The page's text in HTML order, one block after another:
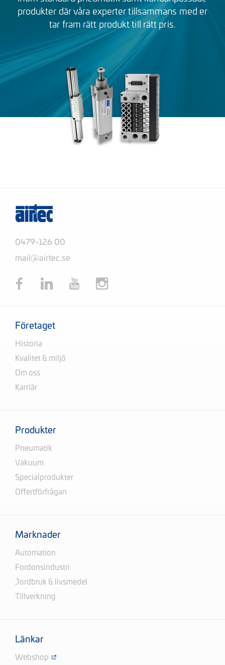
produkter där våra experter tillsammans med er
tar fram rätt produkt till rätt pris.
0479-126 00
mail@airtec.se
Företaget
Historia
Kvalitet & miljö
Om oss
Karriär
Produkter
Pneumatik
Vakuum
Specialprodukter
Offertförfrågan
Marknader
Automation
Fordonsindustri
Jordbruk & livsmedel
Tillverkning
Länkar
Webshop